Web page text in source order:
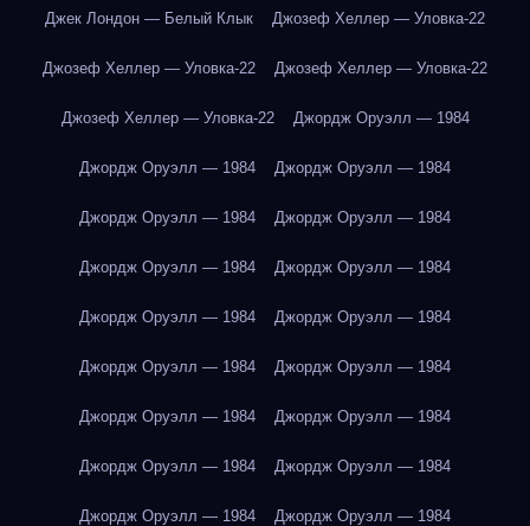
Джек Лондон — Белый Клык Джозеф Хеллер — Уловка-22
Джозеф Хеллер — Уловка-22 Джозеф Хеллер — Уловка-22
Джозеф Хеллер — Уловка-22 Джордж Оруэлл — 1984
Джордж Оруэлл — 1984 Джордж Оруэлл — 1984
Джордж Оруэлл — 1984 Джордж Оруэлл — 1984
Джордж Оруэлл — 1984 Джордж Оруэлл — 1984
Джордж Оруэлл — 1984 Джордж Оруэлл — 1984
Джордж Оруэлл — 1984 Джордж Оруэлл — 1984
Джордж Оруэлл — 1984 Джордж Оруэлл — 1984
Джордж Оруэлл — 1984 Джордж Оруэлл — 1984
Джордж Оруэлл — 1984 Джордж Оруэлл — 1984